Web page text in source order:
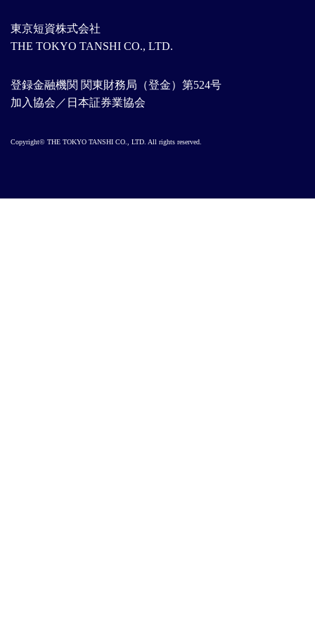
東京短資株式会社
THE TOKYO TANSHI CO., LTD.
登録金融機関 関東財務局（登金）第524号
加入協会／日本証券業協会
Copyright© THE TOKYO TANSHI CO., LTD. All rights reserved.